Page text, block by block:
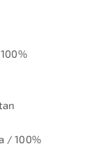
/ 100%